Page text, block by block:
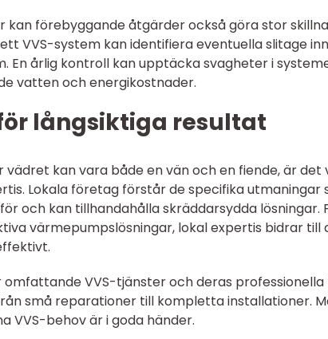
förebyggande åtgärder också göra stor
VVS-system kan identifiera eventuella slitage
En årlig kontroll kan upptäcka svagheter i
vatten och energikostnader.
långsiktiga resultat
vädret kan vara både en vän och en fiende, är
Lokala företag förstår de specifika utmaningar
och kan tillhandahålla skräddarsydda lösningar.
värmepumpslösningar, lokal expertis bidrar till
omfattande VVS-tjänster och deras
små reparationer till kompletta installationer.
VVS-behov är i goda händer.